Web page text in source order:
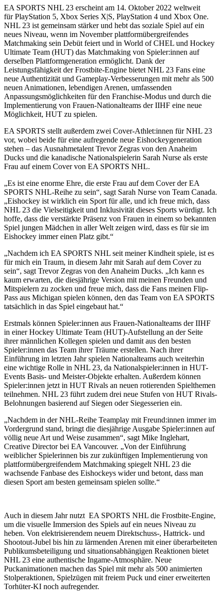
EA SPORTS NHL 23 erscheint am 14. Oktober 2022 weltweit
für PlayStation 5, Xbox Series X|S, PlayStation 4 und Xbox One.
NHL 23 ist gemeinsam stärker und hebt das soziale Spiel auf ein
neues Niveau, wenn im November plattformübergreifendes
Matchmaking sein Debüt feiert und in World of CHEL und Hockey
Ultimate Team (HUT) das Matchmaking von Spieler:innen auf
derselben Plattformgeneration ermöglicht. Dank der
Leistungsfähigkeit der Frostbite-Engine bietet NHL 23 Fans eine
neue Authentizität und Gameplay-Verbesserungen mit mehr als 500
neuen Animationen, lebendigen Arenen, umfassenden
Anpassungsmöglichkeiten für den Franchise-Modus und durch die
Implementierung von Frauen-Nationalteams der IIHF eine neue
Möglichkeit, HUT zu spielen.
EA SPORTS stellt außerdem zwei Cover-Athlet:innen für NHL 23
vor, wobei beide für eine aufregende neue Eishockeygeneration
stehen – das Ausnahmetalent Trevor Zegras von den Anaheim
Ducks und die kanadische Nationalspielerin Sarah Nurse als erste
Frau auf einem Cover von EA SPORTS NHL.
„Es ist eine enorme Ehre, die erste Frau auf dem Cover der EA
SPORTS NHL-Reihe zu sein“, sagt Sarah Nurse von Team Canada.
„Eishockey ist wirklich ein Sport für alle, und ich freue mich, dass
NHL 23 die Vielseitigkeit und Inklusivität dieses Sports würdigt. Ich
hoffe, dass die verstärkte Präsenz von Frauen in einem so bekannten
Spiel jungen Mädchen in aller Welt zeigen wird, dass es für sie im
Eishockey immer einen Platz gibt.“
„Nachdem ich EA SPORTS NHL seit meiner Kindheit spiele, ist es
für mich ein Traum, in diesem Jahr mit Sarah auf dem Cover zu
sein“, sagt Trevor Zegras von den Anaheim Ducks. „Ich kann es
kaum erwarten, die diesjährige Version mit meinen Freunden und
Mitspielern zu zocken und freue mich, dass die Fans meinen Flip-
Pass aus Michigan spielen können, den das Team von EA SPORTS
tatsächlich in das Spiel eingebaut hat.“
Erstmals können Spieler:innen aus Frauen-Nationalteams der IIHF
in einer Hockey Ultimate Team (HUT)-Aufstellung an der Seite
ihrer männlichen Kollegen spielen und damit aus den besten
Spieler:innen das Team ihrer Träume erstellen. Nach ihrer
Einführung im letzten Jahr spielen Nationalteams auch weiterhin
eine wichtige Rolle in NHL 23, da Nationalspieler:innen in HUT-
Events Basis- und Meister-Objekte erhalten. Außerdem können
Spieler:innen jetzt in HUT Rivals an neuen rotierenden Spielthemen
teilnehmen. NHL 23 führt zudem drei neue Stufen von HUT Rivals-
Belohnungen basierend auf Siegen oder Siegesserien ein.
„Nachdem in der NHL-Reihe Teamplay mit Freund:innen immer im
Vordergrund stand, bringt die diesjährige Ausgabe Spieler:innen auf
völlig neue Art und Weise zusammen“, sagt Mike Inglehart,
Creative Director bei EA Vancouver. „Von der Einführung
weiblicher Spielerinnen bis zur zukünftigen Implementierung von
plattformübergreifendem Matchmaking spiegelt NHL 23 die
wachsende Fanbase des Eishockeys wider und betont, dass man
diesen Sport am besten gemeinsam spielen sollte.“
Auch in diesem Jahr nutzt EA SPORTS NHL die Frostbite-Engine,
um die visuelle Immersion des Spiels auf ein neues Niveau zu
heben. Von elektrisierendem neuem Direktschuss-, Hattrick- und
Shootout-Jubel bis hin zu lärmenden Arenen mit einer überarbeiteten
Publikumsbeteiligung und situationsabhängigen Reaktionen bietet
NHL 23 eine authentische Ingame-Atmosphäre. Neue
Puckanimationen machen das Spiel mit mehr als 500 animierten
Stolperaktionen, Spielzügen mit freiem Puck und einer erweiterten
Torhüter-KI noch aufregender.